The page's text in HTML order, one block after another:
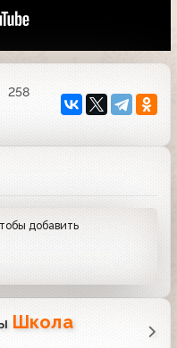
258
добавить
Школа